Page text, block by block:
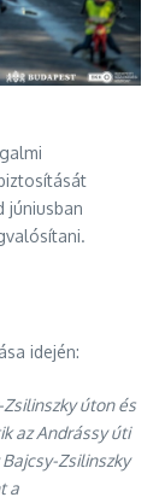
júniusban
idején:
úton és
az Andrássy úti
Zsilinszky
a